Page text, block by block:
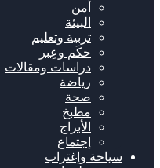
أمن
البيئة
تربية وتعليم
حكَم وعِبر
دراسات ومقالات
رياضة
صحة
مطبخ
الأبراج
إجتماع
سياحة وإغتراب